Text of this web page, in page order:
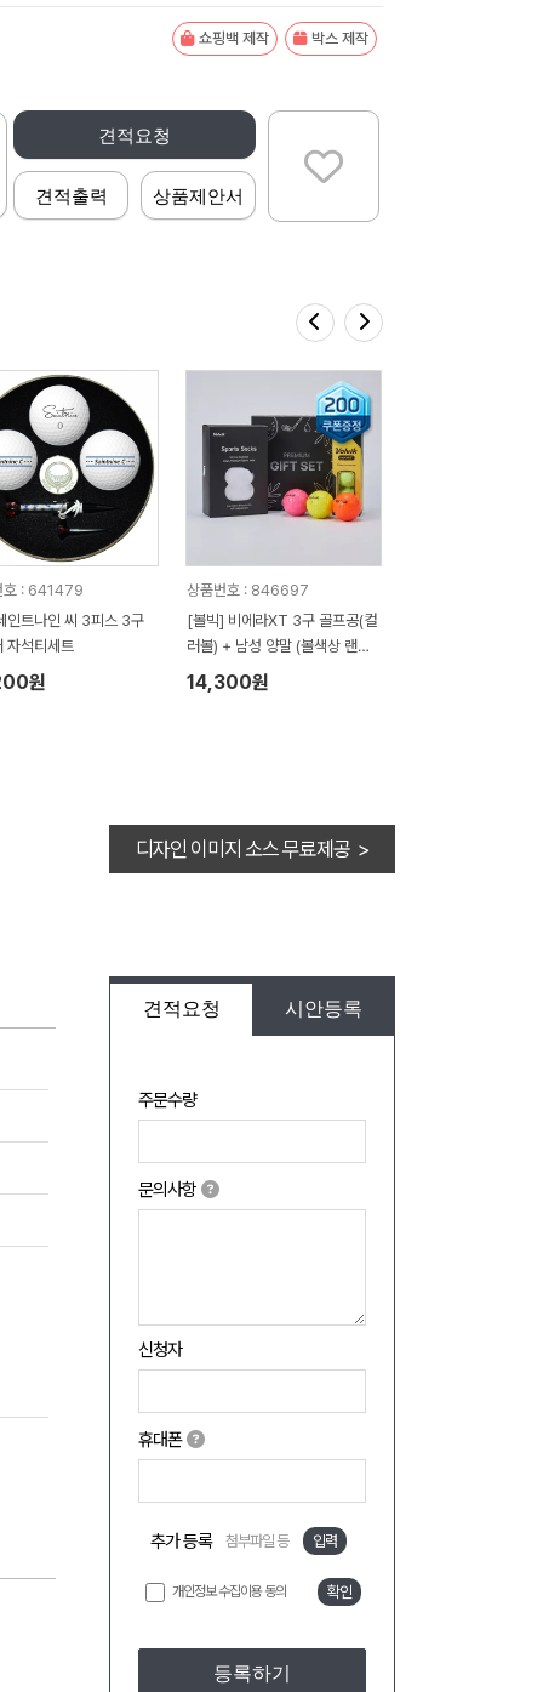
쇼핑백 제작 박스 제작
견적요청
견적출력 상품제안서
호 : 641479
인트나인 씨 3피스 3구
자석티세트
원
상품번호 : 846697
[볼빅] 비에라XT 3구 골프공(컬
러볼) + 남성 양말 (볼색상 랜덤,
쇼핑백포함)
14,300원
디자인 이미지 소스 무료제공 >
견적요청 시안등록
주문수량
문의사항
신청자
휴대폰
추가 등록 첨부파일 등 입력
개인정보 수집이용 동의 확인
등록하기